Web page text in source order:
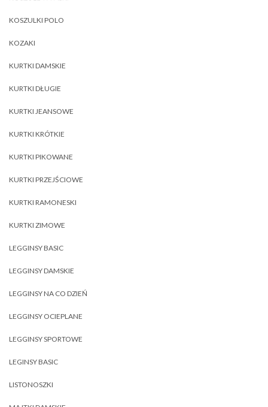
KOSZULKI POLO
KOZAKI
KURTKI DAMSKIE
KURTKI DŁUGIE
KURTKI JEANSOWE
KURTKI KRÓTKIE
KURTKI PIKOWANE
KURTKI PRZEJŚCIOWE
KURTKI RAMONESKI
KURTKI ZIMOWE
LEGGINSY BASIC
LEGGINSY DAMSKIE
LEGGINSY NA CO DZIEŃ
LEGGINSY OCIEPLANE
LEGGINSY SPORTOWE
LEGINSY BASIC
LISTONOSZKI